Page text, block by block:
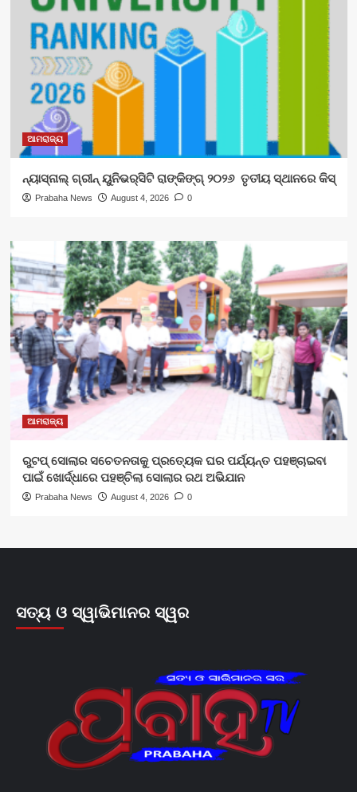
ଆମରାଜ୍ୟ
ନ୍ୟାସ୍‍ନାଲ୍‍ ଗ୍ରୀନ୍ ୟୁନିଭର୍‍ସିଟି ରାଙ୍କିଙ୍ଗ୍‌ ୨୦୨୬ ତୃତୀୟ ସ୍ଥାନରେ କିସ୍
Prabaha News August 4, 2026 0
ଆମରାଜ୍ୟ
ରୁଟପ୍ ସୋଲାର ସଚେତନତାକୁ ପ୍ରତ୍ୟେକ ଘର ପର୍ଯ୍ୟନ୍ତ ପହଞ୍ଚାଇବା
ପାଇଁ ଖୋର୍ଦ୍ଧାରେ ପହଞ୍ଚିଲା ସୋଲାର ରଥ ଅଭିଯାନ
Prabaha News August 4, 2026 0
ସତ୍ୟ ଓ ସ୍ୱାଭିମାନର ସ୍ୱର